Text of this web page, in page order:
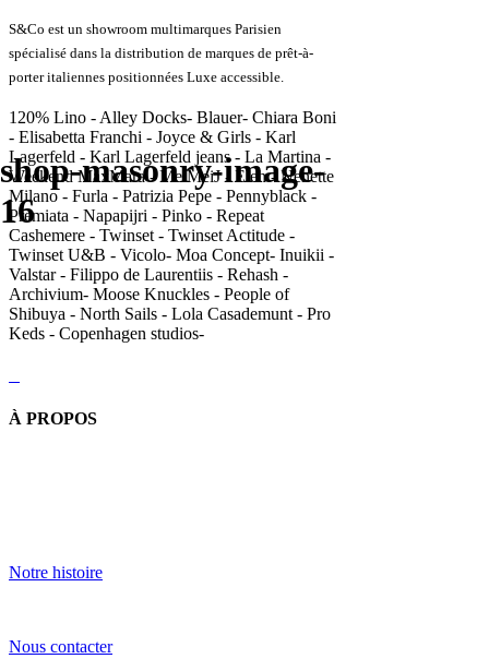
shop-masonry-image-
16
S&Co est un showroom multimarques Parisien
spécialisé dans la distribution de marques de prêt-à-
porter italiennes positionnées Luxe accessible.
120% Lino - Alley Docks- Blauer- Chiara Boni
- Elisabetta Franchi - Joyce & Girls - Karl
Lagerfeld - Karl Lagerfeld jeans - La Martina -
Weekend MaxMara - MeiMeiJ - Eleh - Nenette
Milano - Furla - Patrizia Pepe - Pennyblack -
Premiata - Napapijri - Pinko - Repeat
Cashemere - Twinset - Twinset Actitude -
Twinset U&B - Vicolo- Moa Concept- Inuikii -
Valstar - Filippo de Laurentiis - Rehash -
Archivium- Moose Knuckles - People of
Shibuya - North Sails - Lola Casademunt - Pro
Keds - Copenhagen studios-
À PROPOS
Notre histoire
Nous contacter